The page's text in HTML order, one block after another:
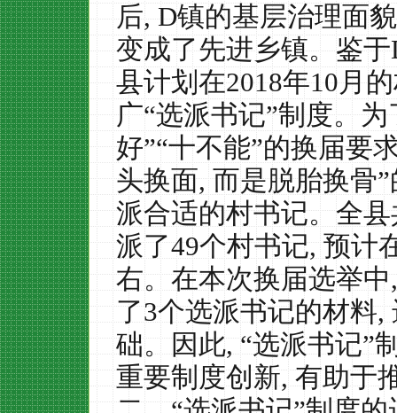
后, D镇的基层治理面
变成了先进乡镇。鉴于
县计划在2018年10月
广“选派书记”制度。
好”“十不能”的换届要
头换面,而是脱胎换骨
派合适的村书记。全
派了49个村书记,预计
右。在本次换届选举中
了3个选派书记的材料,
础。因此,“选派书记”
重要制度创新,有助于